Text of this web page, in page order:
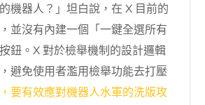
機器人？」坦白說，在 X 目前的
並沒有內建一個「一鍵全選所有
鈕。X 對於檢舉機制的設計邏輯
避免使用者濫用檢舉功能去打壓
要有效應對機器人水軍的洗版攻